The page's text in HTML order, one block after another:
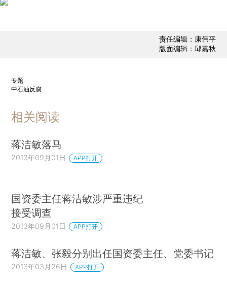
责任编辑：康伟平
版面编辑：邱嘉秋
专题
中石油反腐
相关阅读
蒋洁敏落马
2013年09月01日 APP打开
国资委主任蒋洁敏涉严重违纪
接受调查
2013年09月01日 APP打开
蒋洁敏、张毅分别出任国资委主任、党委书记
2013年03月26日 APP打开